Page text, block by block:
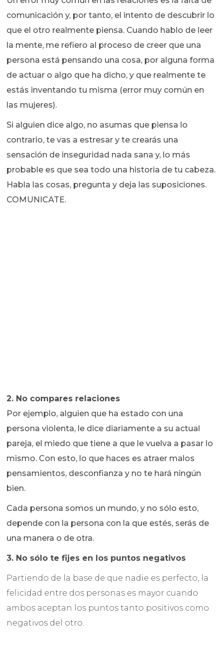
comunicación y, por tanto, el intento de descubrir lo
que el otro realmente piensa. Cuando hablo de leer
la mente, me refiero al proceso de creer que una
persona está pensando una cosa, por alguna forma
de actuar o algo que ha dicho, y que realmente te
estás inventando tu misma (error muy común en
las mujeres).
Si alguien dice algo, no asumas que piensa lo
contrario, te vas a estresar y te crearás una
sensación de inseguridad nada sana y, lo más
probable es que sea todo una historia de tu cabeza.
Habla las cosas, pregunta y deja las suposiciones.
COMUNICATE.
2. No compares relaciones
Por ejemplo, alguien que ha estado con una
persona violenta, le dice diariamente a su actual
pareja, el miedo que tiene a que le vuelva a pasar lo
mismo. Con esto, lo que haces es atraer malos
pensamientos, desconfianza y no te hará ningún
bien.
Cada persona somos un mundo, y no sólo esto,
depende con la persona con la que estés, serás de
una manera o de otra.
3. No sólo te fijes en los puntos negativos
Partiendo de la base de que nadie es perfecto, la
felicidad entre dos personas es mayor cuando
ambos aceptan los puntos tanto positivos como
negativos del otro.